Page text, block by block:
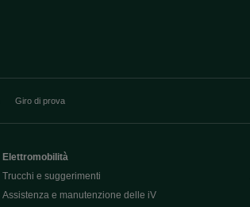
Giro di prova
Elettromobilità
Trucchi e suggerimenti
Assistenza e manutenzione delle iV